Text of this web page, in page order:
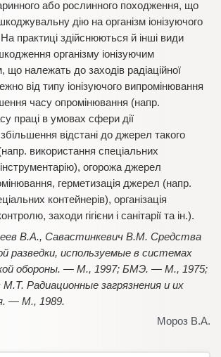
або рослинного походження, що
дію на організм іонізуючого
практиці здійснюються й інші види
організму іонізуючим
що належать до заходів радіаційної
від типу іонізуючого випромінювання
часу опромінювання (напр.
праці в умовах сфери дії
відстані до джерел такого
використання спеціальних
огорожа джерел
герметизація джерел (напр.
контейнерів), організація
заходи гігієни і санітарії та ін.).
В.А., Савастинкевич В.М. Средства
разведки, используемые в системах
обороны. — М., 1997; БМЭ. — М., 1975;
Радиационные загрязнения и их
— М., 1989.
Мороз В.А.